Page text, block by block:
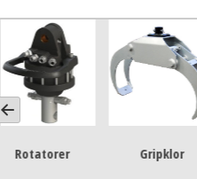
Gripklor Skördare